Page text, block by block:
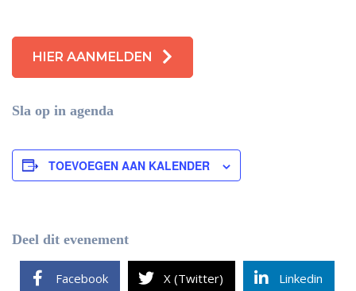
HIER AANMELDEN
Sla op in agenda
TOEVOEGEN AAN KALENDER
Deel dit evenement
Facebook X (Twitter) Linkedin